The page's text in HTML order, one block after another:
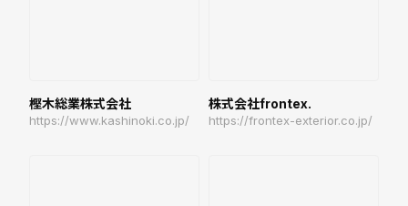
樫木総業株式会社
https://www.kashinoki.co.jp/
株式会社frontex.
https://frontex-exterior.co.jp/